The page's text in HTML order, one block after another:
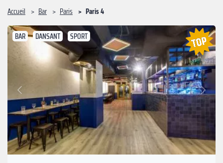
Accueil
Bar Paris Paris 4
BAR DANSANT SPORT
Précédent
Suivant